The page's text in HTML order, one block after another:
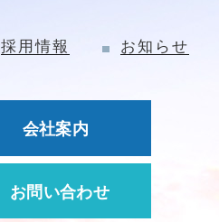
採用情報 お知らせ
会社案内
お問い合わせ